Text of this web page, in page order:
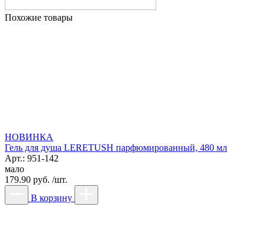
Похожие товары
НОВИНКА
Гель для душа LERETUSH парфюмированный, 480 мл
Арт.: 951-142
мало
179.90 руб. /шт.
В корзину